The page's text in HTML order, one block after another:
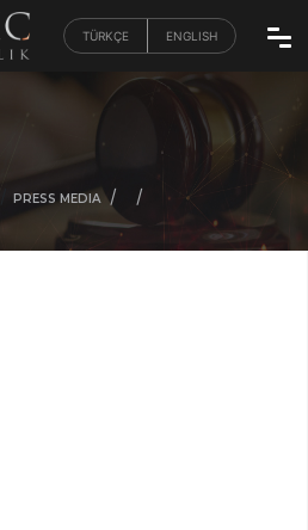
TÜRKÇE ENGLISH
PRESS MEDIA / /